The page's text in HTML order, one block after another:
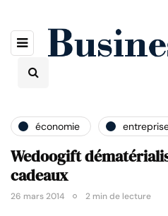
économie
Wedoogift
cadeaux
26 mars 2014 2 min de lecture